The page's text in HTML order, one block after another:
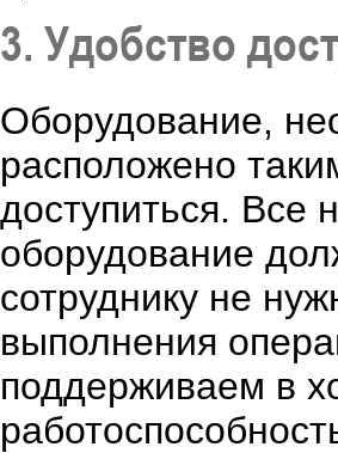
3. Удобство
Оборудование,
расположено
доступиться. Все
оборудование
сотруднику не
выполнения
поддерживаем в